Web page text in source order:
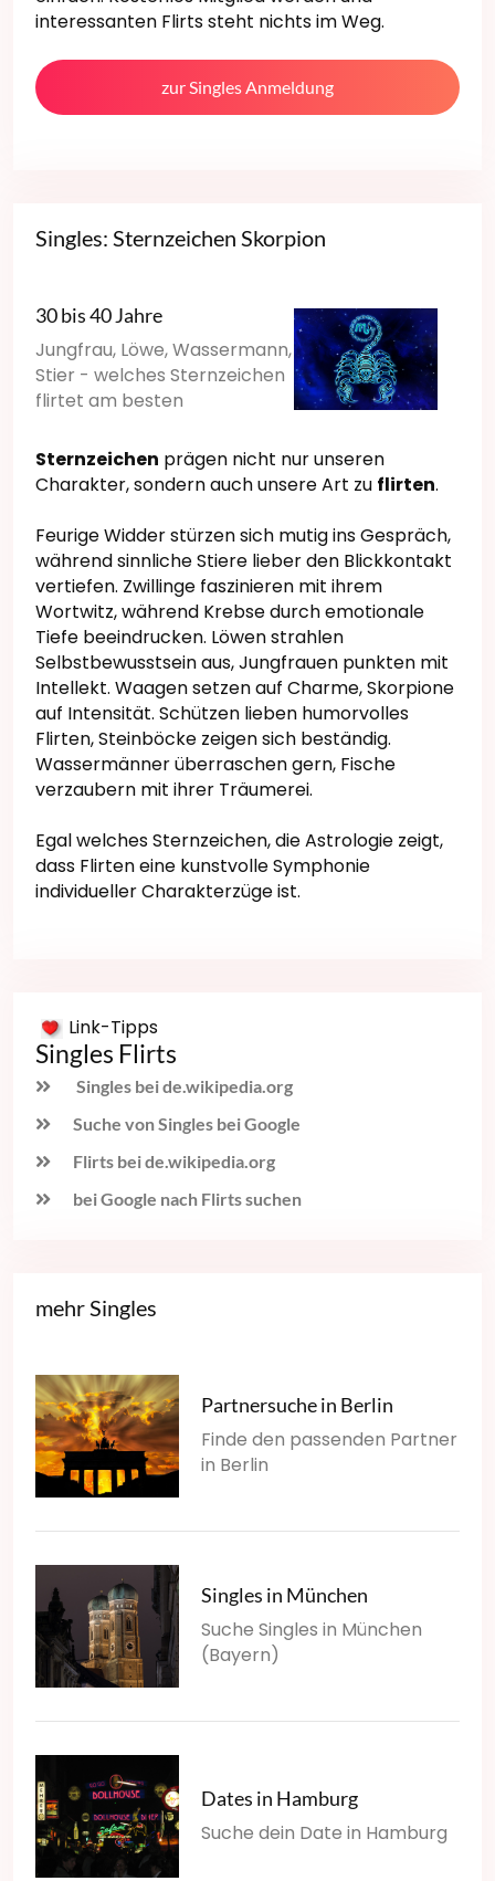
interessanten Flirts steht nichts im Weg.
zur Singles Anmeldung
Singles: Sternzeichen Skorpion
30 bis 40 Jahre
Jungfrau, Löwe, Wassermann,
Stier - welches Sternzeichen
flirtet am besten
Sternzeichen prägen nicht nur unseren
Charakter, sondern auch unsere Art zu flirten.
Feurige Widder stürzen sich mutig ins Gespräch,
während sinnliche Stiere lieber den Blickkontakt
vertiefen. Zwillinge faszinieren mit ihrem
Wortwitz, während Krebse durch emotionale
Tiefe beeindrucken. Löwen strahlen
Selbstbewusstsein aus, Jungfrauen punkten mit
Intellekt. Waagen setzen auf Charme, Skorpione
auf Intensität. Schützen lieben humorvolles
Flirten, Steinböcke zeigen sich beständig.
Wassermänner überraschen gern, Fische
verzaubern mit ihrer Träumerei.
Egal welches Sternzeichen, die Astrologie zeigt,
dass Flirten eine kunstvolle Symphonie
individueller Charakterzüge ist.
Link-Tipps
Singles Flirts
Singles bei de.wikipedia.org
Suche von Singles bei Google
Flirts bei de.wikipedia.org
bei Google nach Flirts suchen
mehr Singles
Partnersuche in Berlin
Finde den passenden Partner
in Berlin
Singles in München
Suche Singles in München
(Bayern)
Dates in Hamburg
Suche dein Date in Hamburg